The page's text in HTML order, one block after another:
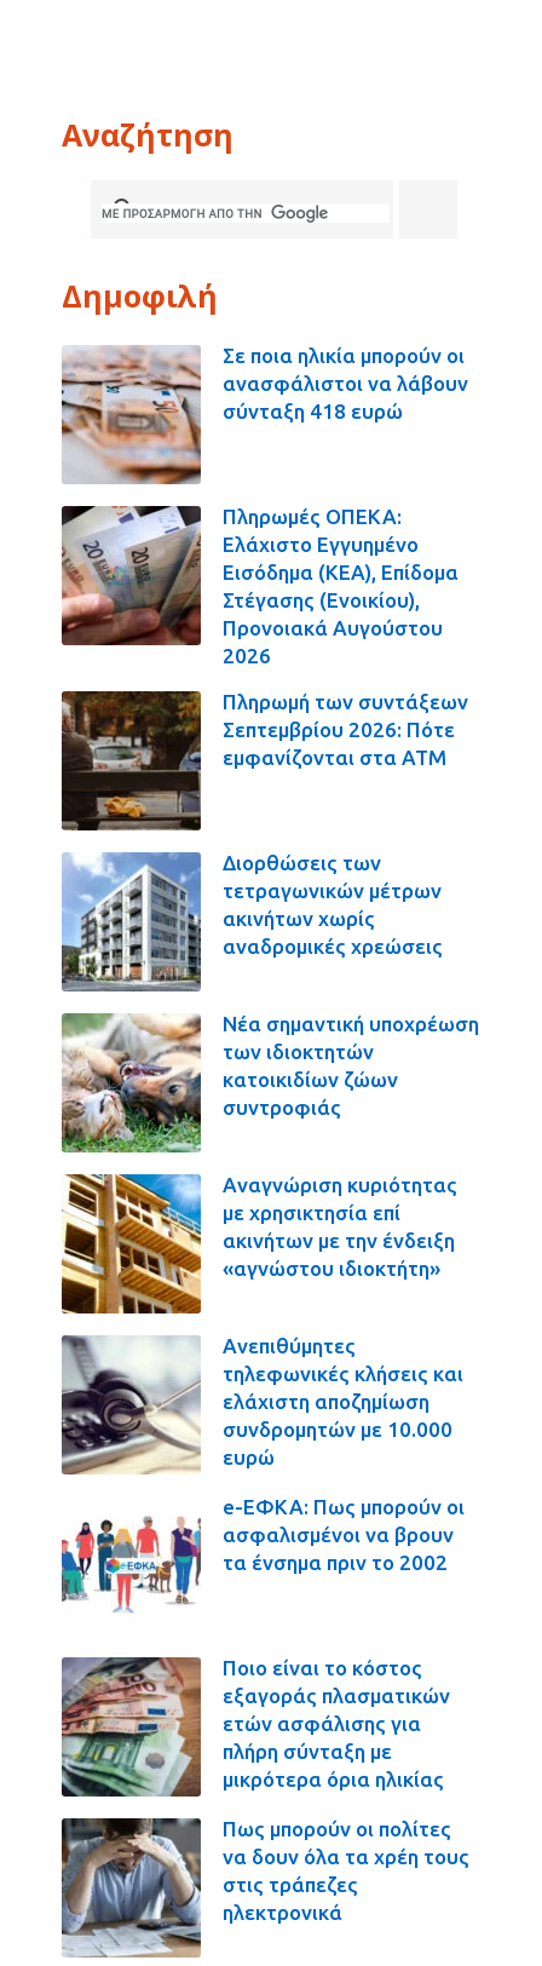
Αναζήτηση
Δημοφιλή
Σε ποια ηλικία μπορούν οι
ανασφάλιστοι να λάβουν
σύνταξη 418 ευρώ
Πληρωμές ΟΠΕΚΑ:
Ελάχιστο Εγγυημένο
Εισόδημα (ΚΕΑ), Επίδομα
Στέγασης (Ενοικίου),
Προνοιακά Αυγούστου
2026
Πληρωμή των συντάξεων
Σεπτεμβρίου 2026: Πότε
εμφανίζονται στα ΑΤΜ
Διορθώσεις των
τετραγωνικών μέτρων
ακινήτων χωρίς
αναδρομικές χρεώσεις
Νέα σημαντική υποχρέωση
των ιδιοκτητών
κατοικιδίων ζώων
συντροφιάς
Αναγνώριση κυριότητας
με χρησικτησία επί
ακινήτων με την ένδειξη
«αγνώστου ιδιοκτήτη»
Ανεπιθύμητες
τηλεφωνικές κλήσεις και
ελάχιστη αποζημίωση
συνδρομητών με 10.000
ευρώ
e-ΕΦΚΑ: Πως μπορούν οι
ασφαλισμένοι να βρουν
τα ένσημα πριν το 2002
Ποιο είναι το κόστος
εξαγοράς πλασματικών
ετών ασφάλισης για
πλήρη σύνταξη με
μικρότερα όρια ηλικίας
Πως μπορούν οι πολίτες
να δουν όλα τα χρέη τους
στις τράπεζες
ηλεκτρονικά